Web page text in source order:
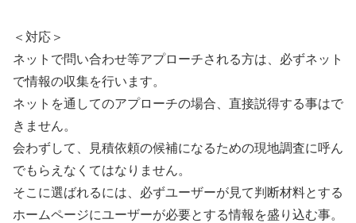
＜対応＞
ネットで問い合わせ等アプローチされる方は、必ずネット
で情報の収集を行います。
ネットを通してのアプローチの場合、直接説得する事はで
きません。
会わずして、見積依頼の候補になるための現地調査に呼ん
でもらえなくてはなりません。
そこに選ばれるには、必ずユーザーが見て判断材料とする
ホームページにユーザーが必要とする情報を盛り込む事。